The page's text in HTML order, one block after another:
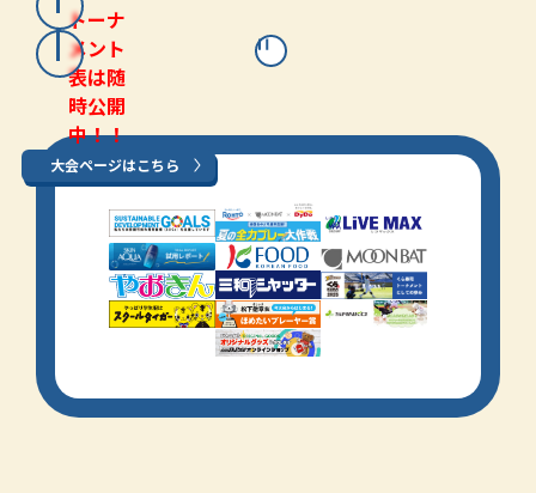
トーナ
メント
表は随
時公開
中！！
大会ページはこちら